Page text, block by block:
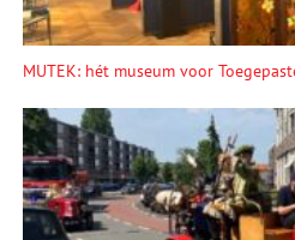
MUTEK: hét museum voor